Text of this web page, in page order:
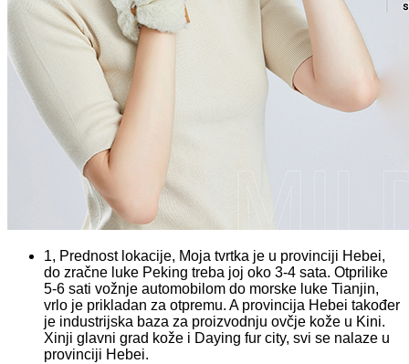
1, Prednost lokacije, Moja tvrtka je u provinciji Hebei,
do zračne luke Peking treba joj oko 3-4 sata. Otprilike
5-6 sati vožnje automobilom do morske luke Tianjin,
vrlo je prikladan za otpremu. A provincija Hebei također
je industrijska baza za proizvodnju ovčje kože u Kini.
Xinji glavni grad kože i Daying fur city, svi se nalaze u
provinciji Hebei.